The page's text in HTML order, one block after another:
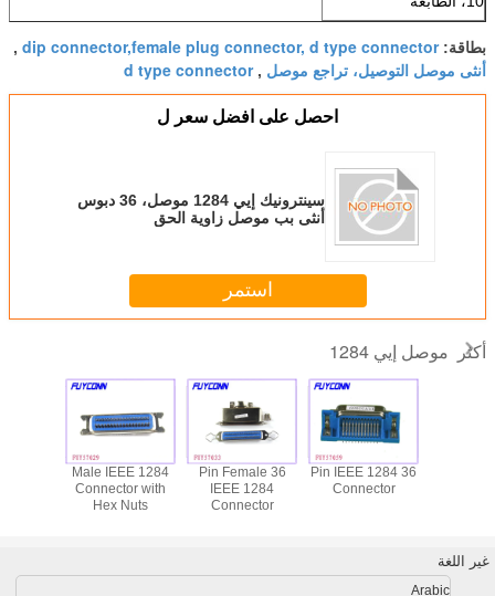
بطاقة:dip connector,female plug connector, d type connector
,
أنثى موصل التوصيل، تراجع موصل ,
d type connector
احصل على افضل سعر ل
سينترونيك إيي 1284 موصل، 36 دبوس
أنثى بب موصل زاوية الحق
استمر
أكثر موصل إيي 1284
Male IEEE 1284
Connector with
Hex Nuts
36 Pin Female
IEEE 1284
Connector
36 Pin IEEE 1284
Connector
غير اللغة
Arabic